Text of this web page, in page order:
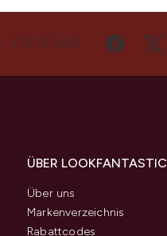
FOLGE UNS
ÜBER LOOKFANTASTIC
Über uns
Markenverzeichnis
Rabattcodes